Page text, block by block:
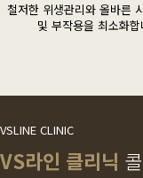
철저한 위생관리와 올바른
및 부작용을 최소화합
VSLINE CLINIC
VS라인 클리닉